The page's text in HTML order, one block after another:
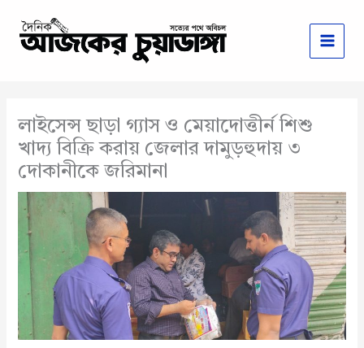
content
লাইসেন্স ছাড়া গ্যাস ও মেয়াদোত্তীর্ন শিশু
খাদ্য বিক্রি করায় জেলার দামুড়হুদায় ৩
দোকানীকে জরিমানা